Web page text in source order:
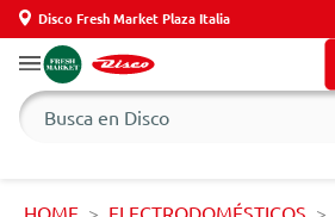
Disco Fresh Market Plaza Italia
HOME ELECTRODOMÉSTICOS